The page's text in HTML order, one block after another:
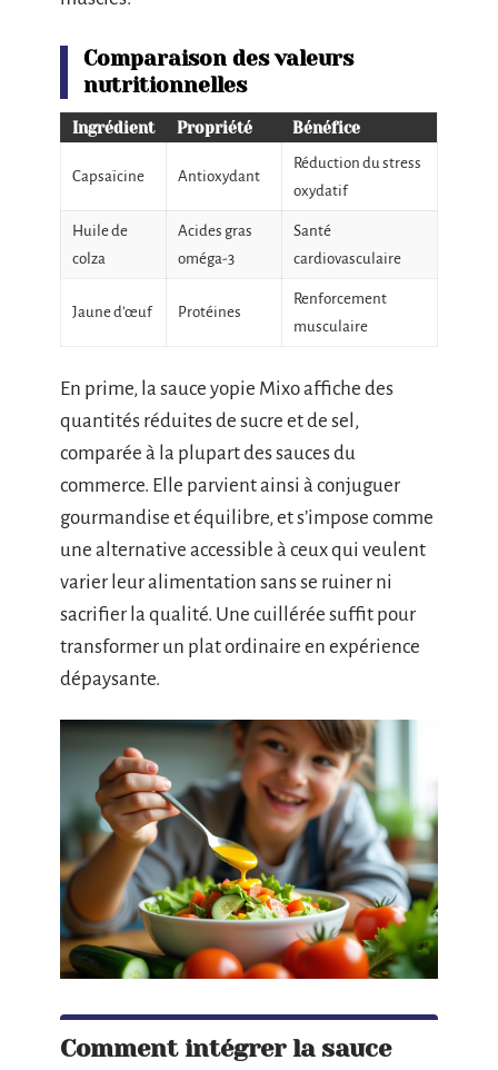
Comparaison des valeurs
nutritionnelles
Ingrédient Propriété Bénéfice
Capsaïcine Antioxydant
Réduction du stress
oxydatif
Huile de
colza
Acides gras
oméga-3
Santé
cardiovasculaire
Jaune d’œuf Protéines
Renforcement
musculaire
En prime, la sauce yopie Mixo affiche des
quantités réduites de sucre et de sel,
comparée à la plupart des sauces du
commerce. Elle parvient ainsi à conjuguer
gourmandise et équilibre, et s’impose comme
une alternative accessible à ceux qui veulent
varier leur alimentation sans se ruiner ni
sacrifier la qualité. Une cuillérée suffit pour
transformer un plat ordinaire en expérience
dépaysante.
Comment intégrer la sauce